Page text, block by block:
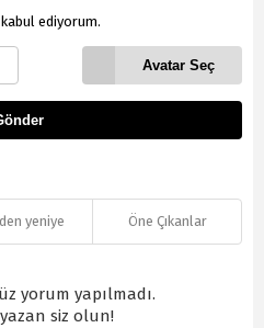
ediyorum.
Avatar Seç
yeniye Öne Çıkanlar
yorum yapılmadı.
siz olun!